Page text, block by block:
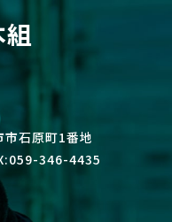
⽯原町1番地
346-4435